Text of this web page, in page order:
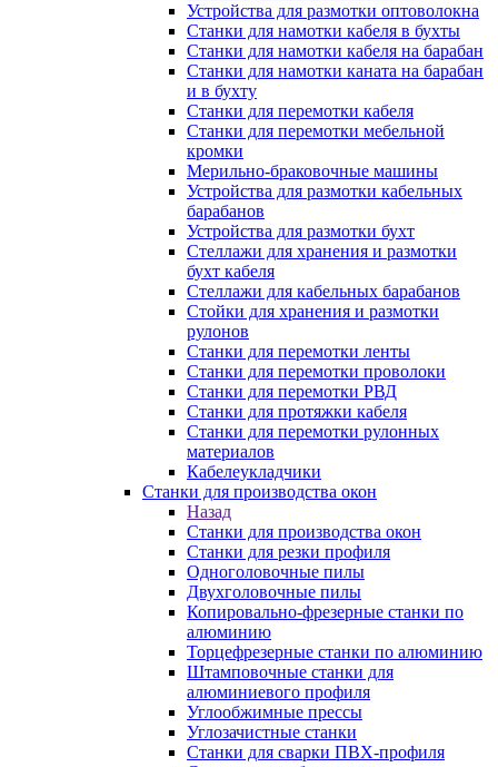
Устройства для размотки оптоволокна
Станки для намотки кабеля в бухты
Станки для намотки кабеля на барабан
Станки для намотки каната на барабан
и в бухту
Станки для перемотки кабеля
Станки для перемотки мебельной
кромки
Мерильно-браковочные машины
Устройства для размотки кабельных
барабанов
Устройства для размотки бухт
Стеллажи для хранения и размотки
бухт кабеля
Стеллажи для кабельных барабанов
Стойки для хранения и размотки
рулонов
Станки для перемотки ленты
Станки для перемотки проволоки
Станки для перемотки РВД
Станки для протяжки кабеля
Станки для перемотки рулонных
материалов
Кабелеукладчики
Станки для производства окон
Назад
Станки для производства окон
Станки для резки профиля
Одноголовочные пилы
Двухголовочные пилы
Копировально-фрезерные станки по
алюминию
Торцефрезерные станки по алюминию
Штамповочные станки для
алюминиевого профиля
Углообжимные прессы
Углозачистные станки
Станки для сварки ПВХ-профиля